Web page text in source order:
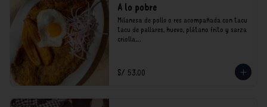
A lo pobre
Milanesa de pollo o res acompañada con tacu
tacu de pallares, huevo, plátano frito y sarza
criolla.
incluyen impuestos de ley y recargo al
consumo.
S/ 53.00